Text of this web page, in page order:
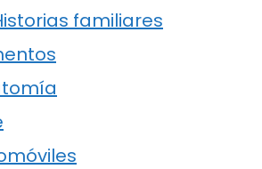
familiares